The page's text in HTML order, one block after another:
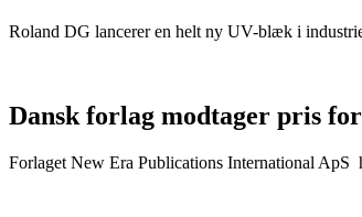
Roland DG lancerer en helt ny UV-blæk i
Dansk forlag modtager pris
Forlaget New Era Publications International ApS